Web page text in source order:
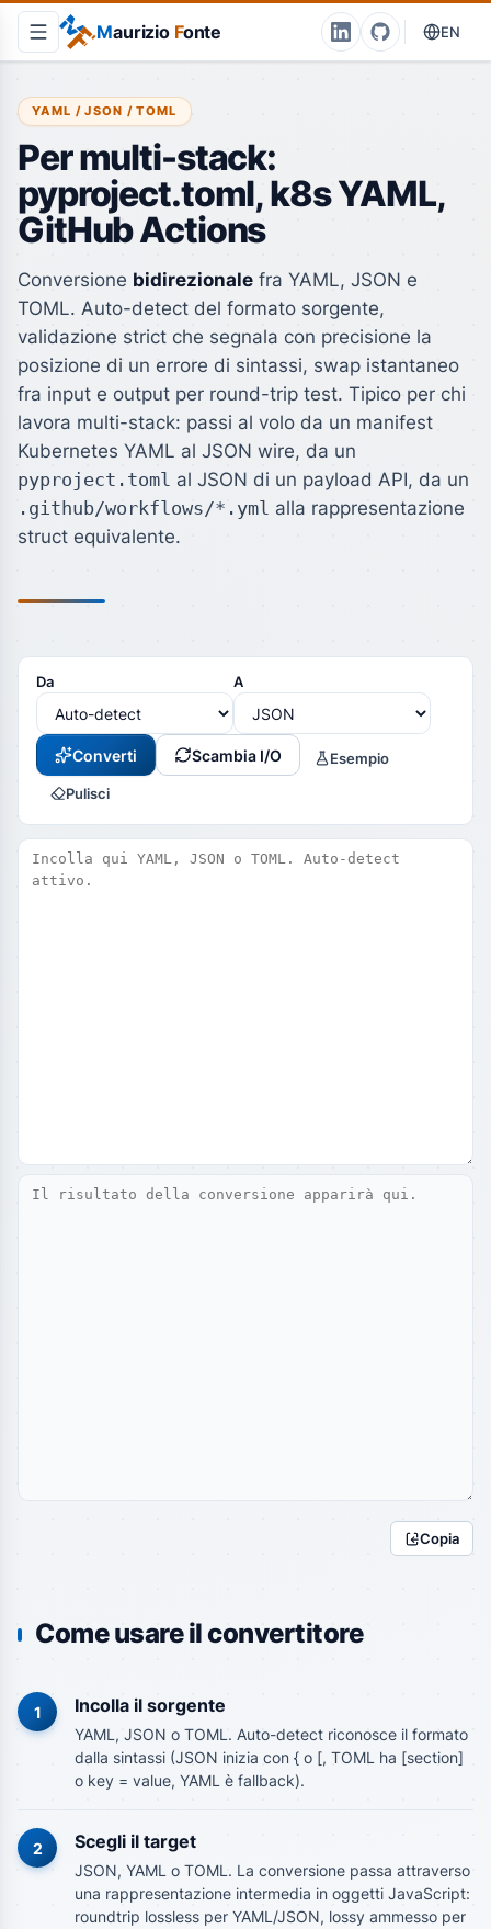
Maurizio Fonte EN
YAML / JSON / TOML
Per multi-stack:
pyproject.toml, k8s YAML,
GitHub Actions
Conversione bidirezionale fra YAML, JSON e
TOML. Auto-detect del formato sorgente,
validazione strict che segnala con precisione la
posizione di un errore di sintassi, swap istantaneo
fra input e output per round-trip test. Tipico per chi
lavora multi-stack: passi al volo da un manifest
Kubernetes YAML al JSON wire, da un
pyproject.toml al JSON di un payload API, da un
.github/workflows/*.yml alla rappresentazione
struct equivalente.
Da A
Converti Scambia I/O
Esempio
Pulisci
Copia
Come usare il convertitore
1 Incolla il sorgente
YAML, JSON o TOML. Auto-detect riconosce il formato
dalla sintassi (JSON inizia con { o [, TOML ha [section]
o key = value, YAML è fallback).
2 Scegli il target
JSON, YAML o TOML. La conversione passa attraverso
una rappresentazione intermedia in oggetti JavaScript:
roundtrip lossless per YAML/JSON, lossy ammesso per